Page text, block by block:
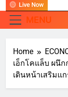
ททท. ร่วมมือกับ
ทางวิชาการแ
ธุรกิจท่
MENU
Live Now
Home
เอ็กโคแล็บ ผนึ
เดินหน้าเสริมแ